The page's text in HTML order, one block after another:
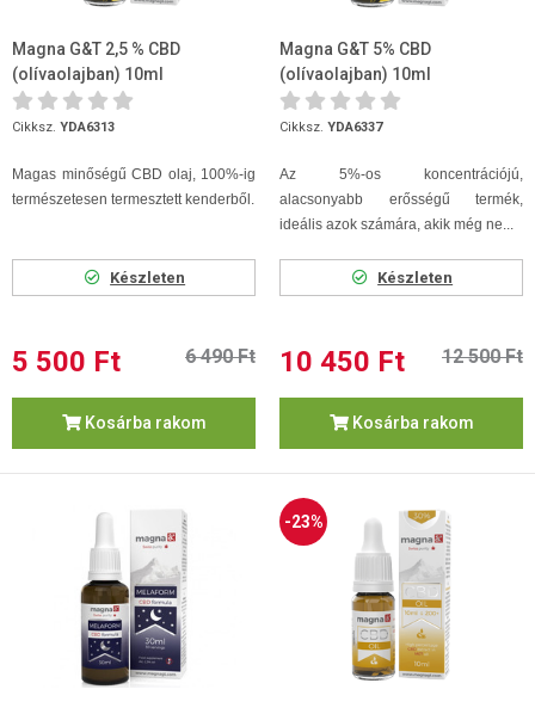
Magna G&T 2,5 % CBD
(olívaolajban) 10ml
Cikksz. YDA6313
Magas minőségű CBD olaj, 100%-ig
természetesen termesztett kenderből.
Készleten
5 500 Ft 6 490 Ft
Kosárba rakom
Magna G&T 5% CBD
(olívaolajban) 10ml
Cikksz. YDA6337
Az 5%-os koncentrációjú,
alacsonyabb erősségű termék,
ideális azok számára, akik még ne...
Készleten
10 450 Ft 12 500 Ft
Kosárba rakom
-23%